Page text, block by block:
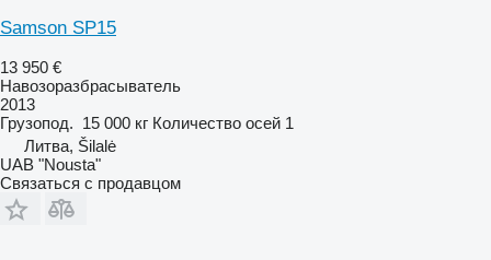
Samson SP15
13 950 €
Навозоразбрасыватель
2013
Грузопод. 15 000 кг Количество осей 1
Литва, Šilalė
UAB "Nousta"
Связаться с продавцом